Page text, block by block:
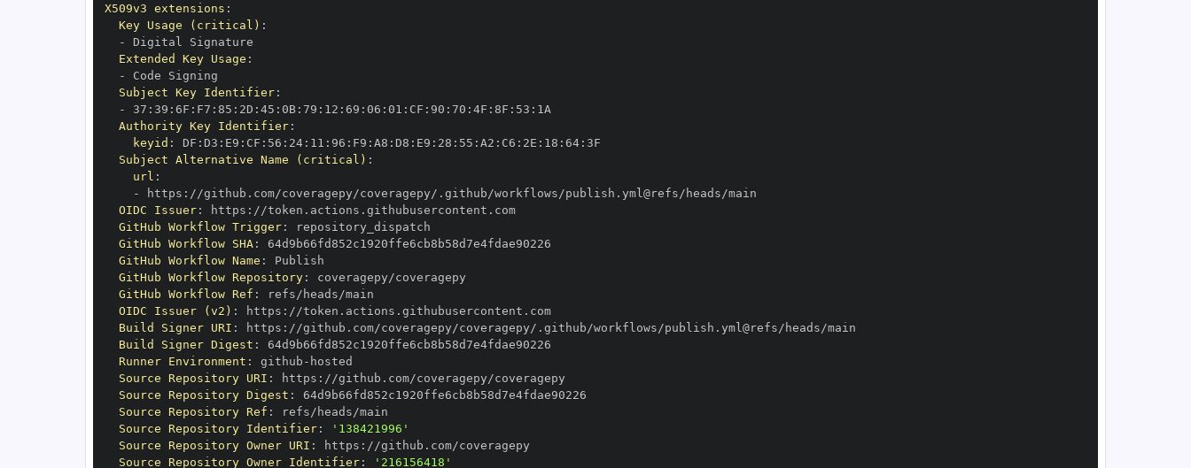
X509v3 extensions :
Key Usage (critical) :
-
Extended Key Usage :
-
Subject Key Identifier:
-
37 : 39 : 6F : F7 : 85 : 2D : 45 : 0B: 79 : 12 : 69 : 06 : 01 : CF : 90 : 70 : 4F : 8F : 53 :
Authority Key Identifier:
keyid : DF : D3 : E9 : CF : 56 : 24: 11 : 96 : F9 : A8 : D8 : E9 : 28 : 55 : A2 : C6 : 2E : 18 : 64:
Subject Alternative Name (critical) :
url :
-
https :
OIDC Issuer: https :
//token.actions.githubusercontent.com
GitHub Workflow Trigger:
GitHub Workflow SHA:
GitHub Workflow Name :
GitHub Workflow Repository:
GitHub Workflow Ref :
OIDC Issuer (v2) : https :
//token.actions.githubusercontent.com
Build Signer URI : https :
Build Signer Digest :
Runner Environment : github -
Source Repository URI : https :
Source Repository Digest :
Source Repository Ref :
Source Repository Identifier:
'138421996'
Source Repository Owner URI : https :
Source Repository Owner Identifier: '216156418'